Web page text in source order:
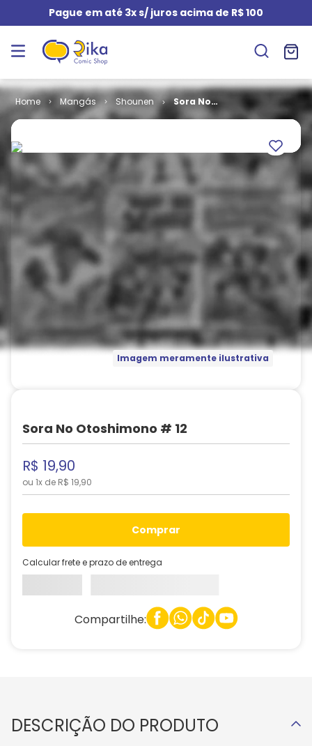
Pague em até 3x s/ juros acima de R$ 100
Mangás Shounen
Sora No
Otoshimono
Imagem meramente ilustrativa
Sora No Otoshimono # 12
R$ 19,90
ou 1x de R$ 19,90
comprar
Calcular frete e prazo de entrega
Compartilhe:
DESCRIÇÃO DO PRODUTO